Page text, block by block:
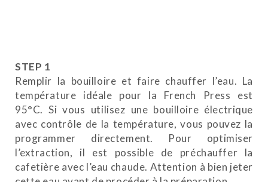
STEP 1
Remplir la bouilloire et faire chauffer l’eau. La
température idéale pour la French Press est
95°C. Si vous utilisez une bouilloire électrique
avec contrôle de la température, vous pouvez la
programmer directement. Pour optimiser
l’extraction, il est possible de préchauffer la
cafetière avec l’eau chaude. Attention à bien jeter